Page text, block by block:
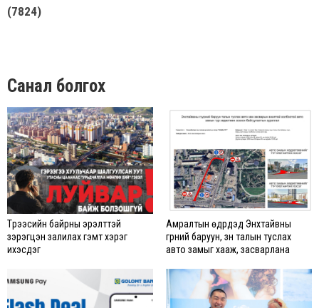
(7824)
Санал болгох
Түрээсийн байрны эрэлттэй
зэрэгцэн залилах гэмт хэрэг
ихэсдэг
Амралтын өдрүүдэд Энхтайвны
гүүрний баруун, зүүн талын туслах
авто замыг хааж, засварлана